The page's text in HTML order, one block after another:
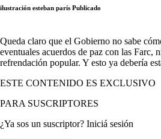
ilustración esteban parís Publicado
Queda claro que el Gobierno no sabe
eventuales acuerdos de paz con las Farc,
refrendación popular. Y esto ya debería
ESTE CONTENIDO ES EXCLUSIVO
PARA SUSCRIPTORES
¿Ya sos un suscriptor? Iniciá sesión